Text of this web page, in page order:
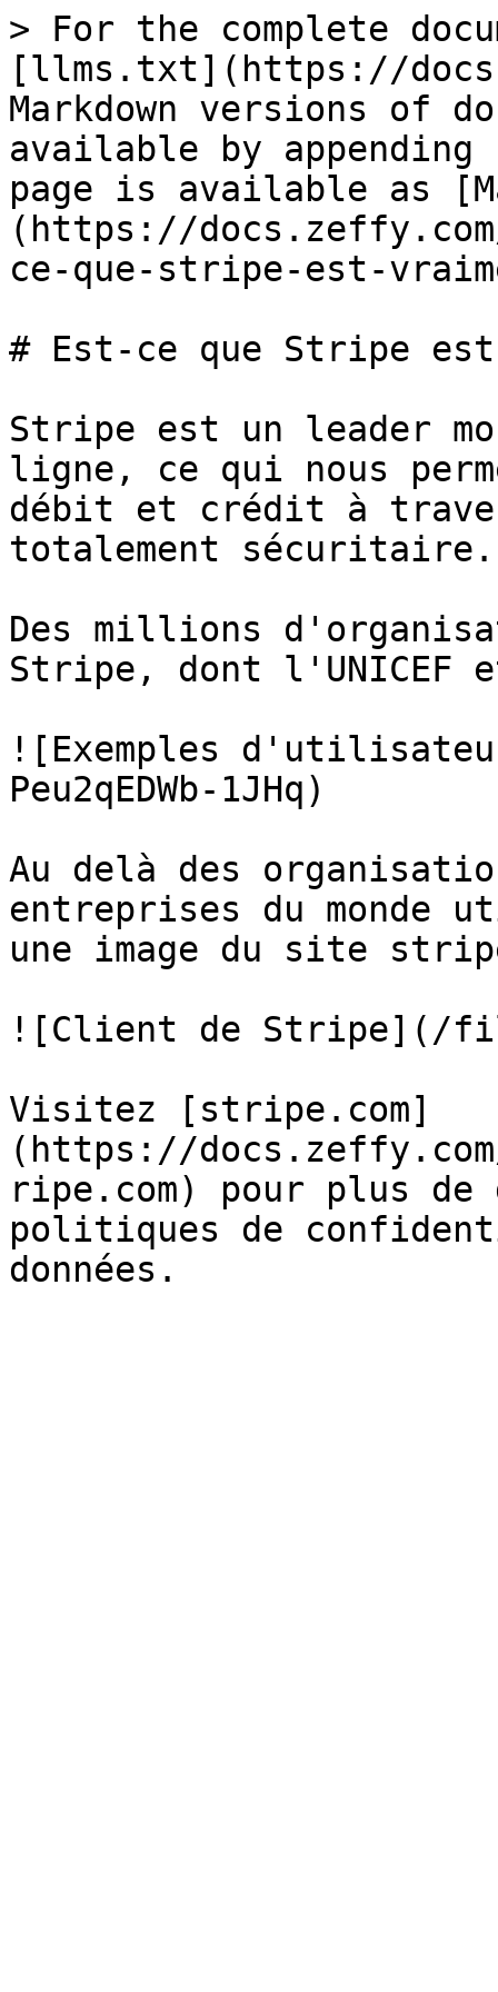
> For the complete
[llms.txt](https://
Markdown versions of
available by
page is available as
(https://
ce-que-stripe-est-
# Est-ce que Stripe
Stripe est un leader
ligne, ce qui nous
débit et crédit à
totalement sécuritaire.
Des millions
Stripe, dont l'UNICEF
![Exemples
Peu2qEDWb-1JHq)
Au delà des
entreprises du
une image du site
![Client de Stripe](/
Visitez [stripe.com]
(https://
ripe.com) pour plus
politiques de